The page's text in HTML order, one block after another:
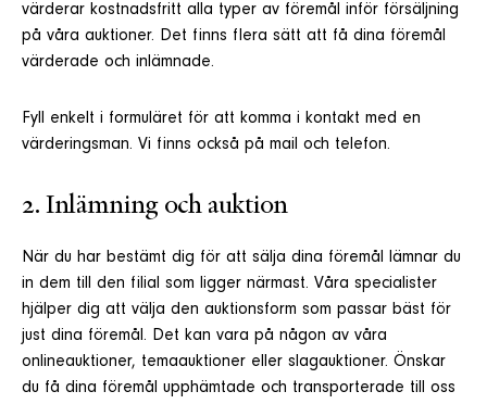
värderar kostnadsfritt alla typer av föremål inför försäljning
på våra auktioner. Det finns flera sätt att få dina föremål
värderade och inlämnade.
Fyll enkelt i formuläret för att komma i kontakt med en
värderingsman. Vi finns också på mail och telefon.
2. Inlämning och auktion
När du har bestämt dig för att sälja dina föremål lämnar du
in dem till den filial som ligger närmast. Våra specialister
hjälper dig att välja den auktionsform som passar bäst för
just dina föremål. Det kan vara på någon av våra
onlineauktioner, temaauktioner eller slagauktioner. Önskar
du få dina föremål upphämtade och transporterade till oss